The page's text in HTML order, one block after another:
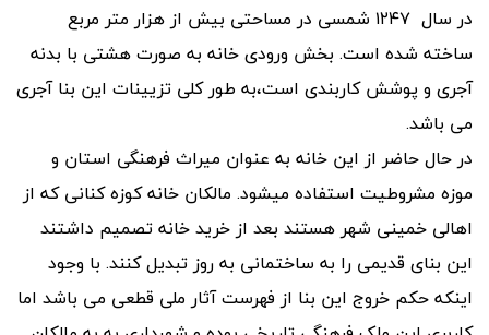
در سال ۱۲۴۷ شمسی در مساحتی بیش از هزار متر مربع
ساخته شده است. بخش ورودی خانه به صورت هشتی با بدنه
آجری و پوشش کاربندی است،به طور کلی تزیینات این بنا آجری
می باشد.
در حال حاضر از این خانه به عنوان میراث فرهنگی استان و
موزه مشروطیت استفاده میشود. مالکان خانه کوزه کنانی که از
اهالی خمینی شهر هستند بعد از خرید خانه تصمیم داشتند
این بنای قدیمی را به ساختمانی به روز تبدیل کنند. با وجود
اینکه حکم خروج این بنا از فهرست آثار ملی قطعی می باشد اما